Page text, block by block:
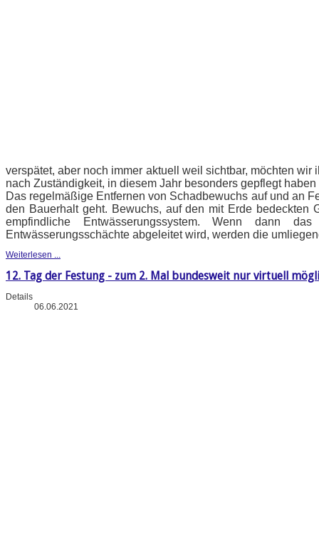
verspätet, aber noch immer aktuell weil sichtbar, möchten
nach Zuständigkeit, in diesem Jahr besonders gepflegt
Das regelmäßige Entfernen von Schadbewuchs auf und an
den Bauerhalt geht. Bewuchs, auf den mit Erde bedeckten
empfindliche Entwässerungssystem. Wenn dann
Entwässerungsschächte abgeleitet wird, werden die
Weiterlesen ...
12. Tag der Festung - zum 2. Mal bundesweit nur virtuell
Details
06.06.2021